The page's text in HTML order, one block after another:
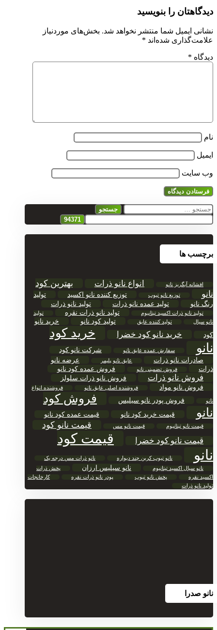
دیدگاهتان را بنویسید
نشانی ایمیل شما منتشر نخواهد شد. بخش‌های موردنیاز
علامت‌گذاری شده‌اند *
دیدگاه *
نام
ایمیل
وب‌ سایت
جستجو
برای:
برچسب ها
افشانه آبگریز نانو انواع نانو ذرات
بهترین کود
نانو
توزیع نانو تیوب توزیع کننده نانو اکسید
تولید
رنگ نانو
تولید عمده نانو ذرات تولید نانو ذرات
تولید نانو ذرات اکسید تیتانیوم تولید نانو ذرات نقره
تولید
نانو سیال
تولید کننده عایق تولید کود نانو
خرید نانو
کود
خرید نانو کود خضرا
خرید کود
نانو
سفارش عمده عایق نانو
شرکت نانو کود
صادرات نانو ذرات
عایق نانو پلیمر
عرضه نانو
ذرات
فروش تضمینی نانو فروش عمده کود نانو
فروش نانو ذرات
فروش نانو ذرات سلولز
فروش نانو مواد
فروشنده اصلی عایق نانو فروشنده انواع
نانو فروش پودر نانو سیلیس
فروش کود
نانو
قیمت خرید کود نانو قیمت عمده کود نانو
قیمت نانو تیتانیوم قیمت نانو مس قیمت نانو کود
قیمت نانو کود خضرا
قیمت کود
نانو
نانو تیوب کربن چند دیواره
نانو ذرات مس درجه یک
نانو سیال اکسید تیتانیوم
نانو سیلیس ارزان
پخش ذرات
اکسید نقره
پخش نانو تیوب پودر نانو ذرات نقره
کارخانجات
تولید نانو ذرات
نانو صدرا